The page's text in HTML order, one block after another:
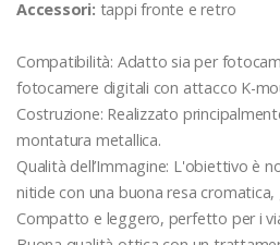
Accessori: tappi fronte e retro
Compatibilità: Adatto sia per
fotocamere digitali con attacco K-
Costruzione: Realizzato
montatura metallica.
Qualità dell’Immagine: L'obiettivo è
nitide con una buona resa
Compatto e leggero, perfetto per i